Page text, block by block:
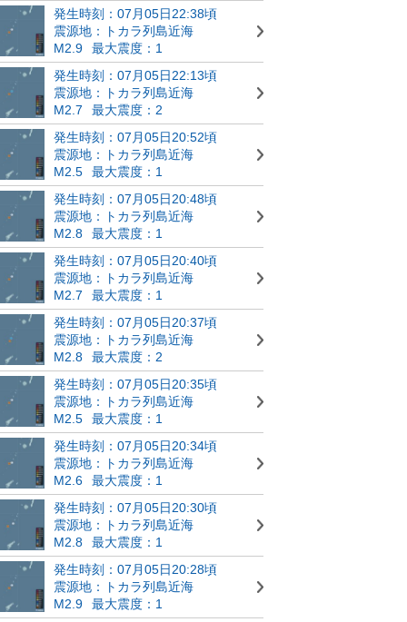
発生時刻：07月05日22:38頃
震源地：トカラ列島近海
M2.9
最大震度：1
発生時刻：07月05日22:13頃
震源地：トカラ列島近海
M2.7
最大震度：2
発生時刻：07月05日20:52頃
震源地：トカラ列島近海
M2.5
最大震度：1
発生時刻：07月05日20:48頃
震源地：トカラ列島近海
M2.8
最大震度：1
発生時刻：07月05日20:40頃
震源地：トカラ列島近海
M2.7
最大震度：1
発生時刻：07月05日20:37頃
震源地：トカラ列島近海
M2.8
最大震度：2
発生時刻：07月05日20:35頃
震源地：トカラ列島近海
M2.5
最大震度：1
発生時刻：07月05日20:34頃
震源地：トカラ列島近海
M2.6
最大震度：1
発生時刻：07月05日20:30頃
震源地：トカラ列島近海
M2.8
最大震度：1
発生時刻：07月05日20:28頃
震源地：トカラ列島近海
M2.9
最大震度：1